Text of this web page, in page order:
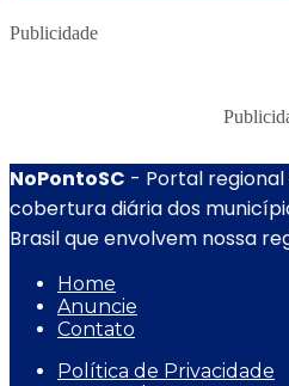
Publicidade
NoPontoSC - Portal
cobertura diária dos
Brasil que envolvem nossa
Home
Anuncie
Contato
Política de Privacidade